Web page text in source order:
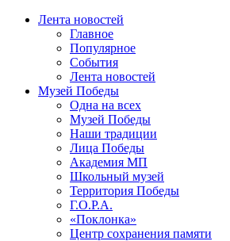
Лента новостей
Главное
Популярное
События
Лента новостей
Музей Победы
Одна на всех
Музей Победы
Наши традиции
Лица Победы
Академия МП
Школьный музей
Территория Победы
Г.О.Р.А.
«Поклонка»
Центр сохранения памяти